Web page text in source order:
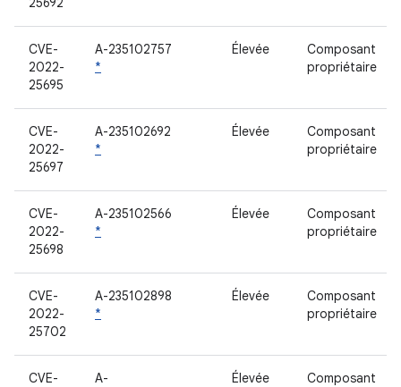
CVE-
2022-
25695
A-235102757
*
Élevée
Composant
propriétaire
CVE-
2022-
25697
A-235102692
*
Élevée
Composant
propriétaire
CVE-
2022-
25698
A-235102566
*
Élevée
Composant
propriétaire
CVE-
2022-
25702
A-235102898
*
Élevée
Composant
propriétaire
CVE-
A-
Élevée
Composant